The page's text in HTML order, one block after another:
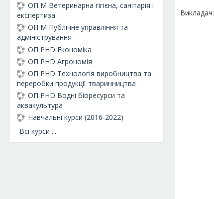
Викладач:
ОП М Ветеринарна гігієна, санітарія і
експертиза
ОП М Публічне управління та
адміністрування
ОП PHD Економіка
ОП PHD Агрономія
ОП PHD Технологія виробництва та
переробки продукції тваринництва
ОП PHD Водні біоресурси та
аквакультура
Навчальні курси (2016-2022)
Всі курси ...